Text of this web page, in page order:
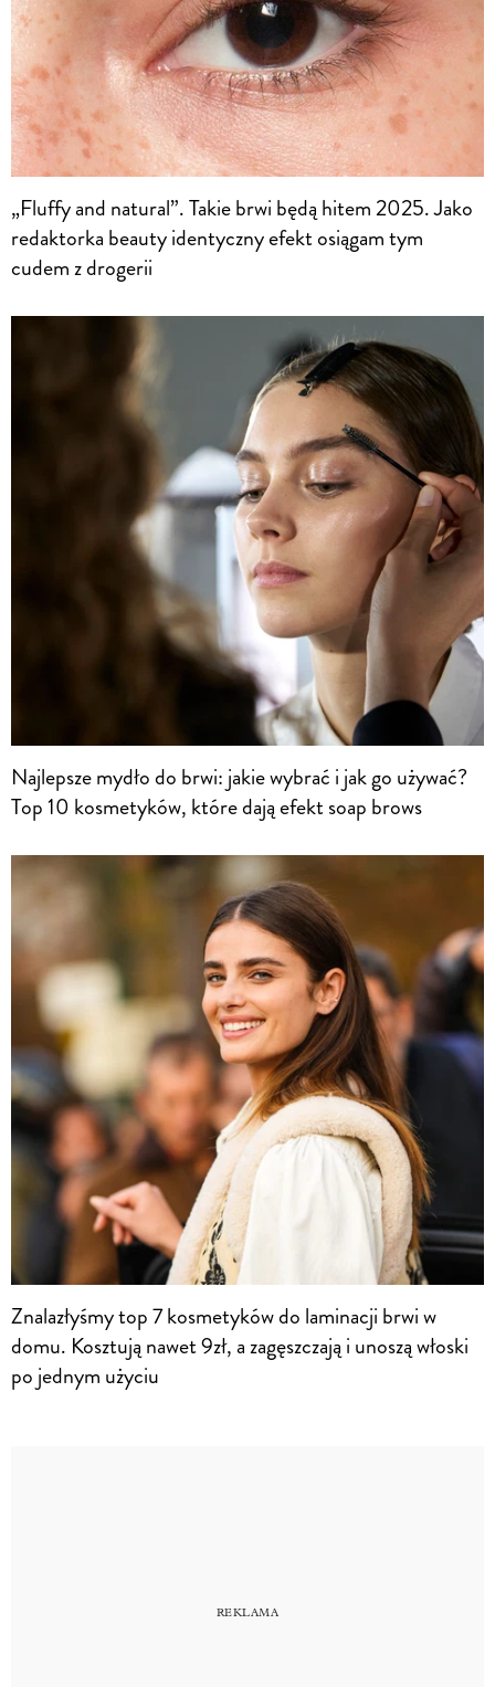
„Fluffy and natural”. Takie brwi będą hitem 2025. Jako
redaktorka beauty identyczny efekt osiągam tym
cudem z drogerii
Najlepsze mydło do brwi: jakie wybrać i jak go używać?
Top 10 kosmetyków, które dają efekt soap brows
Znalazłyśmy top 7 kosmetyków do laminacji brwi w
domu. Kosztują nawet 9zł, a zagęszczają i unoszą włoski
po jednym użyciu